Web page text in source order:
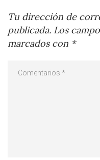
Tu dirección de
publicada. Los
marcados con *